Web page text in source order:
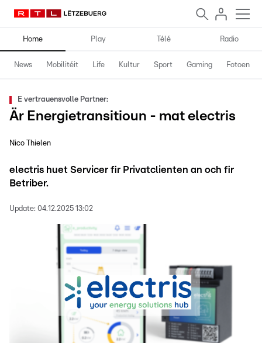
Home Play Télé Radio
News Mobilitéit Life Kultur Sport Gaming Fotoen
E vertrauensvolle Partner:
Är Energietransitioun - mat electris
Nico Thielen
electris huet Servicer fir Privatclienten an och fir
Betriber.
Update: 04.12.2025 13:02